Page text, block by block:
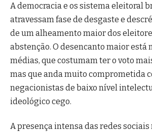
A democracia e os sistema eleitoral
atravessam fase de desgaste e
de um alheamento maior dos
abstenção. O desencanto maior está
médias, que costumam ter o voto
mas que anda muito comprometida
negacionistas de baixo nível
ideológico cego.
A presença intensa das redes